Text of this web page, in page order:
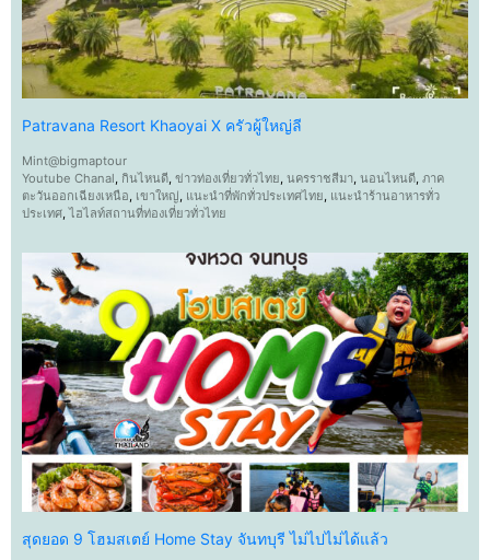
Patravana Resort Khaoyai X ครัวผู้ใหญ่ลี
Mint@bigmaptour
Youtube Chanal กินไหนดี ข่าวท่องเที่ยวทั่วไทย นครราชสีมา นอนไหนดี ภาค
ตะวันออกเฉียงเหนือ เขาใหญ่ แนะนำที่พักทั่วประเทศไทย แนะนำร้านอาหารทั่ว
ประเทศ ,ไฮไลท์สถานที่ท่องเที่ยวทั่วไทย
สุดยอด 9 โฮมสเตย์ Home Stay จันทบุรี ไม่ไปไม่ได้แล้ว